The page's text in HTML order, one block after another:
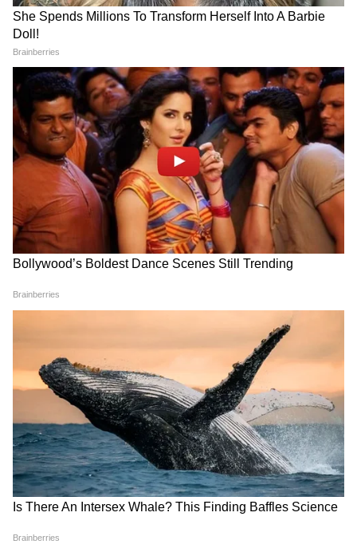
ঝড়ের সতর্কতা জারি করেছে। বেলাগাভি,
ধারওয়াড়, গাদাগ, হাভেরি, বিদার, কালাবুরাগি,
রায়চুর এবং যাদগিরের মতো জেলাগুলিতে ঝোড়ো
হাওয়ার সঙ্গে বৃষ্টি বা বজ্রসহ বৃষ্টির সম্ভাবনা রয়েছে।
বজ্রপাত ও ঝড়ের সময় বাসিন্দাদের সতর্ক থাকতে
বলা হয়েছে।
আবহাওয়াবিদরা বলছেন, কর্নাটকের বেশিরভাগ
অংশে মৌসুমী বায়ু সক্রিয় হয়ে উঠেছে। এর ফলে
গরমের থেকে স্বস্তি মিলেছে এবং কৃষিক্ষেত্রে বৃষ্টির
সম্ভাবনা উজ্জ্বল হয়েছে। আগামী কয়েকদিন
রাজ্যের অনেক জায়গায়, বিশেষ করে উপকূলীয় ও
দক্ষিণের জেলাগুলিতে, বৃষ্টি চলবে। যাত্রীদের ছাতা
বা রেনকোট সঙ্গে রাখতে এবং যাতায়াতের আগে
আবহাওয়ার খবর দেখে নিতে পরামর্শ দেওয়া
হয়েছে।